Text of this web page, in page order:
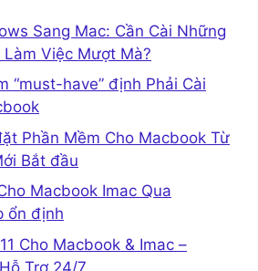
Sang Mac: Cần Cài Những
Việc Mượt Mà?
“must-have” định Phải Cài
Phần Mềm Cho Macbook Từ
Bắt đầu
Macbook Imac Qua
ổn định
Cho Macbook & Imac –
Trợ 24/7